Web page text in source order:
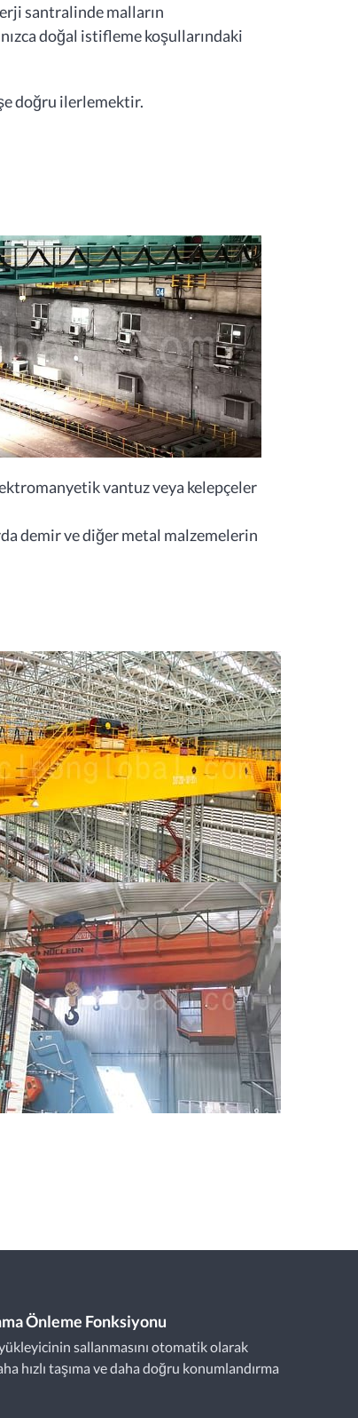
santralinde malların
doğal istifleme koşullarındaki
doğru ilerlemektir.
vantuz veya kelepçeler
demir ve diğer metal malzemelerin
Önleme Fonksiyonu
sallanmasını otomatik olarak
hızlı taşıma ve daha doğru konumlandırma